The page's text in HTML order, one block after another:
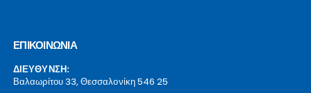
ΕΠΙΚΟΙΝΩΝΙΑ
ΔΙΕΥΘΥΝΣΗ:
Βαλαωρίτου 33, Θεσσαλονίκη 546 25